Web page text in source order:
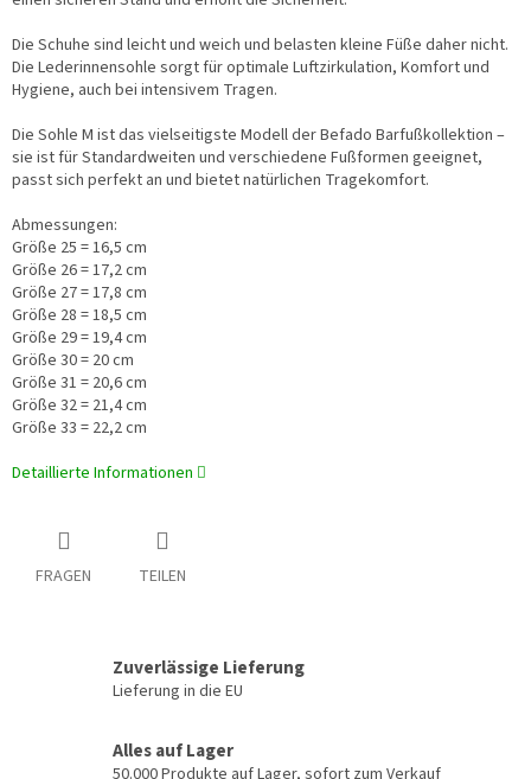
Die Schuhe sind leicht und weich und belasten kleine Füße daher nicht.
Die Lederinnensohle sorgt für optimale Luftzirkulation, Komfort und
Hygiene, auch bei intensivem Tragen.
Die Sohle M ist das vielseitigste Modell der Befado Barfußkollektion –
sie ist für Standardweiten und verschiedene Fußformen geeignet,
passt sich perfekt an und bietet natürlichen Tragekomfort.
Abmessungen:
Größe 25 = 16,5 cm
Größe 26 = 17,2 cm
Größe 27 = 17,8 cm
Größe 28 = 18,5 cm
Größe 29 = 19,4 cm
Größe 30 = 20 cm
Größe 31 = 20,6 cm
Größe 32 = 21,4 cm
Größe 33 = 22,2 cm
Detaillierte Informationen
FRAGEN TEILEN
Zuverlässige Lieferung
Lieferung in die EU
Alles auf Lager
50.000 Produkte auf Lager, sofort zum Verkauf